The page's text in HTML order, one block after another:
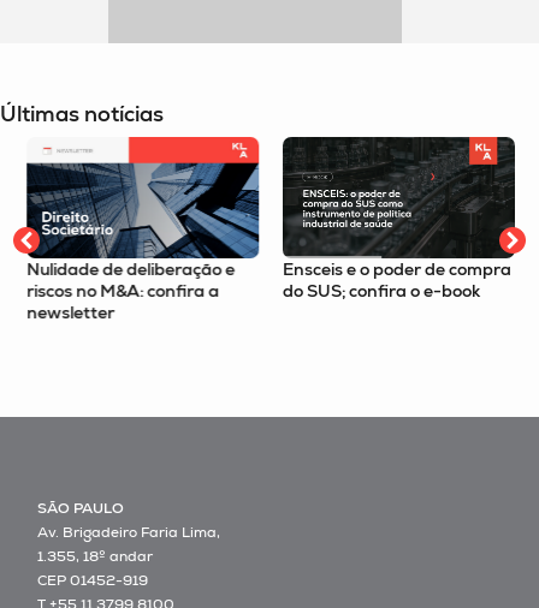
Últimas notícias
Nulidade de deliberação e
riscos no M&A: confira a
newsletter
Ensceis e o poder de compra
do SUS; confira o e-book
SÃO PAULO
Av. Brigadeiro Faria Lima,
1.355, 18º andar
CEP 01452-919